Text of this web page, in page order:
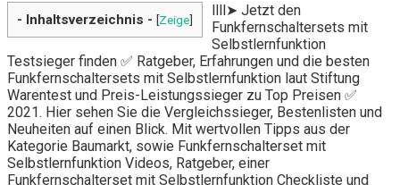
- Inhaltsverzeichnis - [Zeige]
llll➤ Jetzt den
Funkfernschaltersets mit
Selbstlernfunktion
Testsieger finden ✅ Ratgeber, Erfahrungen und die besten
Funkfernschaltersets mit Selbstlernfunktion laut Stiftung
Warentest und Preis-Leistungssieger zu Top Preisen ✅
2021. Hier sehen Sie die Vergleichssieger, Bestenlisten und
Neuheiten auf einen Blick. Mit wertvollen Tipps aus der
Kategorie Baumarkt, sowie Funkfernschalterset mit
Selbstlernfunktion Videos, Ratgeber, einer
Funkfernschalterset mit Selbstlernfunktion Checkliste und